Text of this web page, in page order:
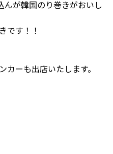
が韓国のり巻きがおいし
です！！
ーも出店いたします。